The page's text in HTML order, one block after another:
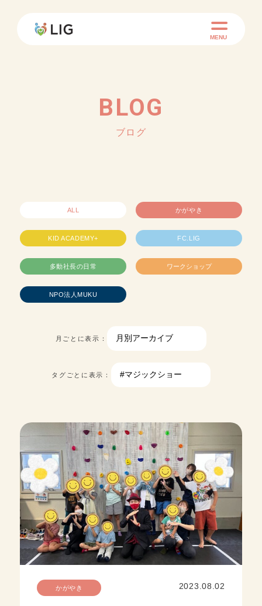
MENU
BLOG
ブログ
ALL かがやき
KID ACADEMY+ FC.LIG
多動社長の日常 ワークショップ
NPO法人MUKU
月ごとに表示：
タグごとに表示：
かがやき 2023.08.02